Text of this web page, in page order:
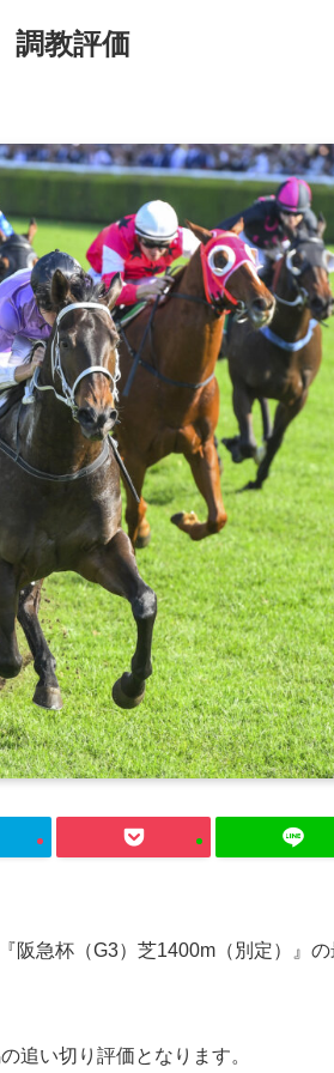
調教評価
阪急杯（G3）芝1400m（別定）』
追い切り評価となります。